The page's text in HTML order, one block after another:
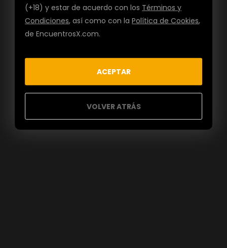
(+18) y estar de acuerdo con los Términos y
Condiciones, así como con laPolítica de Cookies,
de EncuentrosX.com.
ACEPTAR
VOLVER ATRÁS